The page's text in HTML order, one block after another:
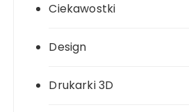
Ciekawostki
Design
Drukarki 3D